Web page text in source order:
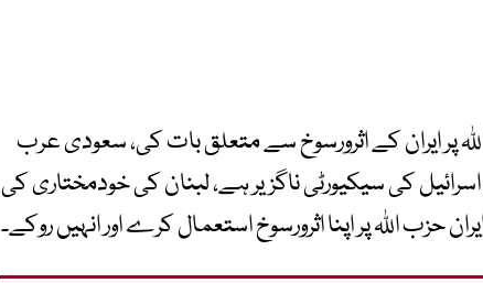
پر ایران کے اثرورسوخ سے متعلق بات کی، سعودی عرب
کی سیکیورٹی ناگزیر ہے، لبنان کی خودمختاری کی
حزب اللہ پر اپنا اثرورسوخ استعمال کرے اور انہیں روکے۔